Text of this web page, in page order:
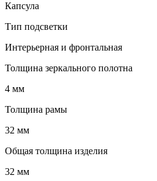
Капсула
Тип подсветки
Интерьерная и фронтальная
Толщина зеркального полотна
4 мм
Толщина рамы
32 мм
Общая толщина изделия
32 мм